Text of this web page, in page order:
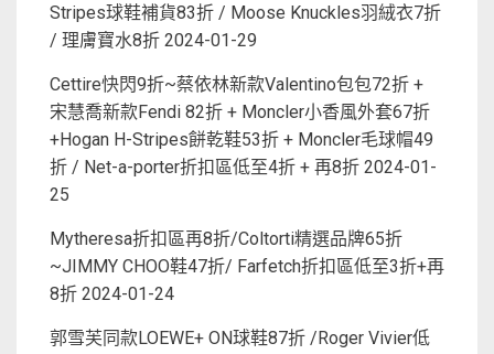
Stripes球鞋補貨83折 / Moose Knuckles羽絨衣7折
/ 理膚寶水8折 2024-01-29
Cettire快閃9折~蔡依林新款Valentino包包72折 +
宋慧喬新款Fendi 82折 + Moncler小香風外套67折
+Hogan H-Stripes餅乾鞋53折 + Moncler毛球帽49
折 / Net-a-porter折扣區低至4折 + 再8折 2024-01-
25
Mytheresa折扣區再8折/Coltorti精選品牌65折
~JIMMY CHOO鞋47折/ Farfetch折扣區低至3折+再
8折 2024-01-24
郭雪芙同款LOEWE+ ON球鞋87折 /Roger Vivier低